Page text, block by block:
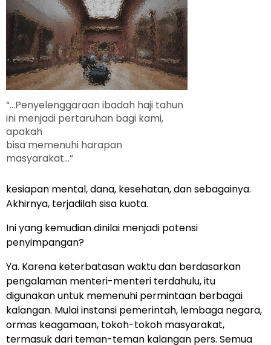
“…Penyelenggaraan ibadah haji tahun
ini menjadi pertaruhan bagi kami,
apakah
bisa memenuhi harapan
masyarakat…”
kesiapan mental, dana, kesehatan, dan sebagainya.
Akhirnya, terjadilah sisa kuota.
Ini yang kemudian dinilai menjadi potensi
penyimpangan?
Ya. Karena keterbatasan waktu dan berdasarkan
peng­alaman menteri-menteri terdahulu, itu
digunakan untuk memenuhi permintaan berbagai
kalangan. Mulai instansi pemerintah, lembaga negara,
ormas keagamaan, tokoh-tokoh masyarakat,
termasuk dari teman-teman kalangan pers. Semua